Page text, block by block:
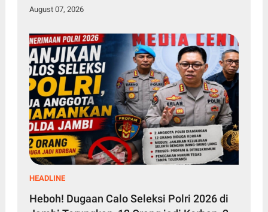
August 07, 2026
HEADLINE
Heboh! Dugaan Calo Seleksi Polri 2026 di